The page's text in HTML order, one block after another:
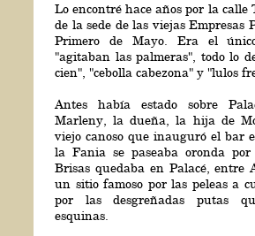
Lo encontré hace años por la
de la sede de las viejas Empresas
Primero de Mayo. Era el
"agitaban las palmeras", todo lo
cien", "cebolla cabezona" y "lulos
Antes había estado sobre
Marleny, la dueña, la hija de
viejo canoso que inauguró el bar
la Fania se paseaba oronda
Brisas quedaba en Palacé,
un sitio famoso por las peleas a
por las desgreñadas putas
esquinas.